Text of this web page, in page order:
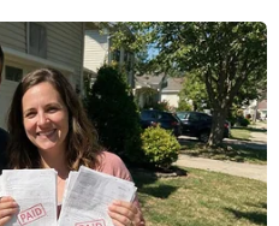
ra cam kết, Pháp đặt
sớm nhất, cụ thể là vào
và Ireland.